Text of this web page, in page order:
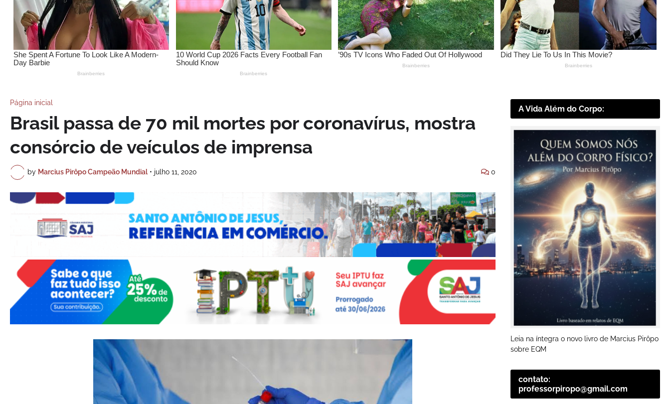
Página inicial
Brasil passa de 70 mil mortes por coronavírus, mostra
consórcio de veículos de imprensa
by Marcius Pirôpo Campeão Mundial • julho 11, 2020 0
A Vida Além do Corpo:
Leia na íntegra o novo livro de Marcius Pirôpo
sobre EQM
contato:
professorpiropo@gmail.com